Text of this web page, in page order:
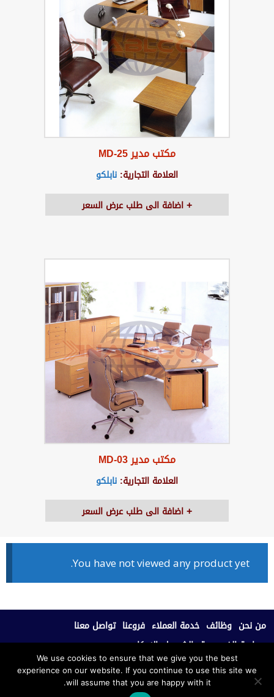
مكتب مدير MD-25
العلامة التجارية: نابلكو
اضافة الى طلب عرض السعر
مكتب مدير MD-03
العلامة التجارية: نابلكو
اضافة الى طلب عرض السعر
You have not viewed any product yet.
من نحن وظائف خدمة العملاء فروعنا تواصل معنا
سياسة الخصوصية الشروط والاحكام
جميع الحقوق محفوظة © 2020، نابلكو للأثاث المكتبي.
We use cookies to ensure that we give you the best
experience on our website. If you continue to use this site we
will assume that you are happy with it.